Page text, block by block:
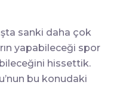
sanki daha çok
yapabileceği spor
hissettik.
bu konudaki